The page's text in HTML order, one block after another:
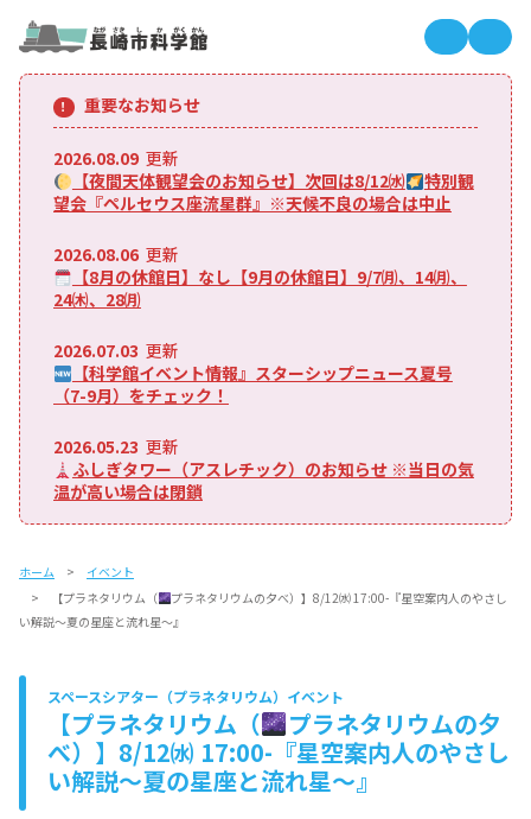
長崎市長
重要なお知らせ
2026.08.09 更新
【夜間天体観望会のお知らせ】次回は8/12㈬
特別観
望会『ペルセウス座流星群』※天候不良の場合は中止
2026.08.06 更新
【8月の休館日】なし【9月の休館日】9/7㈪、14㈪、
24㈭、28㈪
2026.07.03 更新
【科学館イベント情報』スターシップニュース夏号
（7-9月）をチェック！
2026.05.23 更新
ふしぎタワー（アスレチック）のお知らせ ※当日の気
温が高い場合は閉鎖
ホーム
イベント
【プラネタリウム（
プラネタリウムの夕べ）】8/12㈬ 17:00-『星空案内人のやさし
い解説～夏の星座と流れ星～』
スペースシアター（プラネタリウム）イベント
【プラネタリウム（
プラネタリウムの夕
べ）】8/12㈬ 17:00-『星空案内人のやさし
い解説～夏の星座と流れ星～』